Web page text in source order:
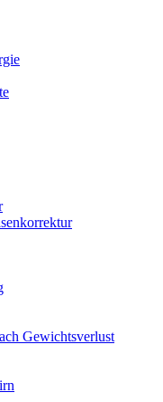
Gewichtsverlust